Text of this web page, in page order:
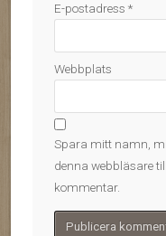
E-postadress *
Webbplats
Spara mitt namn,
denna webbläsare
kommentar.